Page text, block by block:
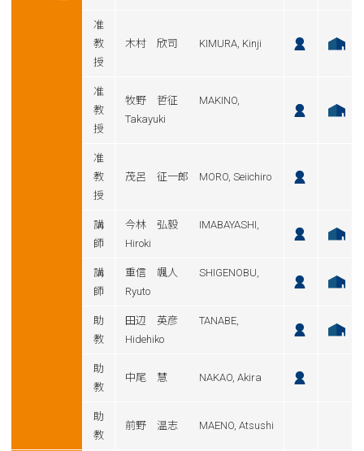
准
教
授
木村 欣司 KIMURA, Kinji
准
教
授
牧野 哲征 MAKINO,
Takayuki
准
教
授
茂呂 征一郎 MORO, Seiichiro
講
師
今林 弘毅 IMABAYASHI,
Hiroki
講
師
重信 颯人 SHIGENOBU,
Ryuto
助
教
田辺 英彦 TANABE,
Hidehiko
助
教
中尾 慧 NAKAO, Akira
助
教
前野 温志 MAENO, Atsushi